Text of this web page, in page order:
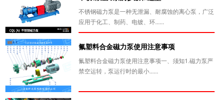
不锈钢磁力泵是一种无泄漏、耐腐蚀的离心泵，广泛
应用于化工、制药、电镀、环......
氟塑料合金磁力泵使用注意事项
氟塑料合金磁力泵使用注意事项一、须知1.磁力泵严
禁空运转，泵运行时的最小......